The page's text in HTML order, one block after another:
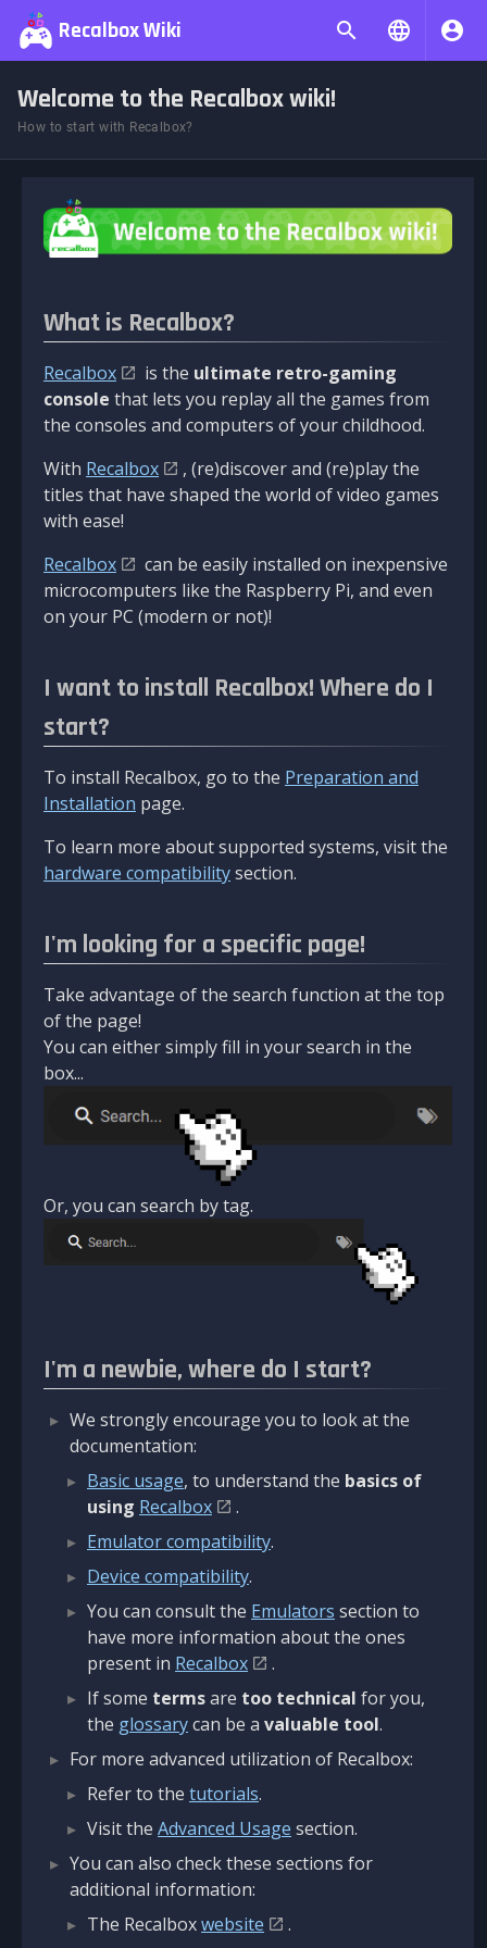
Recalbox Wiki
Welcome to the Recalbox wiki!
How to start with Recalbox?
What is Recalbox?
Recalbox is the ultimate retro-gaming
console that lets you replay all the games from
the consoles and computers of your childhood.
With Recalbox
, (re)discover and (re)play the
titles that have shaped the world of video games
with ease!
Recalbox
can be easily installed on inexpensive
microcomputers like the Raspberry Pi, and even
on your PC (modern or not)!
I want to install Recalbox! Where do I
start?
To install Recalbox, go to the Preparation and
Installation page.
To learn more about supported systems, visit the
hardware compatibilitysection.
I'm looking for a specific page!
Take advantage of the search function at the top
of the page!
You can either simply fill in your search in the
box...
Or, you can search by tag.
I'm a newbie, where do I start?
We strongly encourage you to look at the
documentation:
Basic usage, to understand the basics of
using Recalbox
.
Emulator compatibility.
Device compatibility.
You can consult the Emulators section to
have more information about the ones
present in Recalbox
.
If some termsare too technical for you,
the glossarycan be a valuable tool.
For more advanced utilization of Recalbox:
Refer to the tutorials.
Visit the Advanced Usage section.
You can also check these sections for
additional information:
The Recalboxwebsite
.